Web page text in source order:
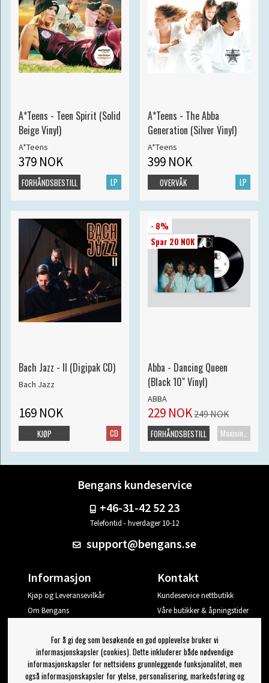
A*Teens - Teen Spirit (Solid
Beige Vinyl)
A*Teens
379 NOK
LP
FORHÅNDSBESTILL
A*Teens - The Abba
Generation (Silver Vinyl)
A*Teens
399 NOK
LP
OVERVÅK
Bach Jazz - II (Digipak CD)
Bach Jazz
169 NOK
CD
KJØP
- 8%
Spar 20 NOK
Abba - Dancing Queen
(Black 10" Vinyl)
ABBA
229 NOK249 NOK
Maxisingel
FORHÅNDSBESTILL
Bengans kundeservice
+46-31-42 52 23
Telefontid - hverdager 10-12
support@bengans.se
Informasjon
Kjøp og Leveransevilkår
Om Bengans
Kontakt
Kundeservice nettbutikk
Våre butikker & åpningstider
Logg ut
Jeg vil ha tips fra Bengans
For å gi deg som besøkende en god opplevelse bruker vi
informasjonskapsler (cookies). Dette inkluderer både nødvendige
informasjonskapsler for nettsidens grunnleggende funksjonalitet, men
også informasjonskapsler for ytelse, personalisering, markedsføring og